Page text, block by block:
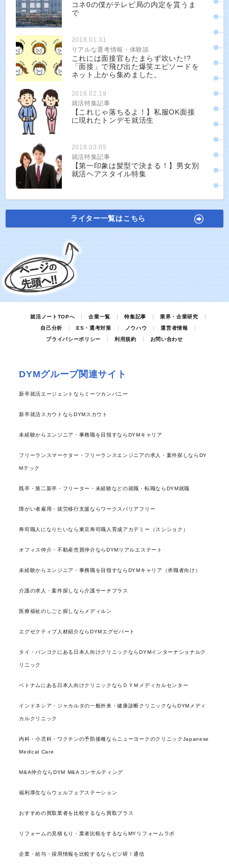
コネ0の僕がテレビ局の内定を貰うま
で
2018.01.31
リアルな選考情報・体験談
これには面接官もたまらず吹いた!?
「面接」で飛び出た爆笑エピソードを
ネット上から集めました。
2018.02.19
就活特集記事
【これじゃ落ちるよ！】私服OK面接
に現れたトンデモ就活生
2018.03.05
就活特集記事
【第一印象は髪型で決まる！】男女別
就活ヘアスタイル特集
ライター一覧はこちら
就活ノートTOPへ 企業一覧 特集記事
業界・企業研究
自己分析
ES・選考対策 ノウハウ
運営者情報
プライバシーポリシー
利用規約 お問い合わせ
DYMグループ関連サイト
新卒就活エージェントならミーツカンパニー
新卒就活スカウトならDYMスカウト
未経験からエンジニア・事務職を目指すならDYMキャリア
フリーランスマーケター・フリーランスエンジニアの求人・案件探しならDY
Mテック
既卒・第二新卒・フリーター・未経験などの就職・転職ならDYM就職
障がい者雇用・就労移行支援ならワークスバリアフリー
寿司職人になりたいなら東京寿司職人育成アカデミー（スシショク）
オフィス仲介・不動産売買仲介ならDYMリアルエステート
未経験からエンジニア・事務職を目指すならDYMキャリア（求職者向け）
介護の求人・案件探しなら介護サーチプラス
医療福祉のしごと探しならメディルン
エグゼクティブ人材紹介ならDYMエグゼパート
タイ・バンコクにある日本人向けクリニックならDYMインターナショナルク
リニック
ベトナムにある日本人向けクリニックならＤＹＭメディカルセンター
インドネシア・ジャカルタの一般外来・健康診断クリニックならDYMメディ
カルクリニック
内科・小児科・ワクチンの予防接種ならニューヨークのクリニックJapanese
Medical Care
M&A仲介ならDYM M&Aコンサルティング
福利厚生ならウェルフェアステーション
おすすめの買取業者を比較するなら買取プラス
リフォームの見積もり・業者比較をするならMYリフォームラボ
企業・給与・採用情報を比較するならビジ研！通信